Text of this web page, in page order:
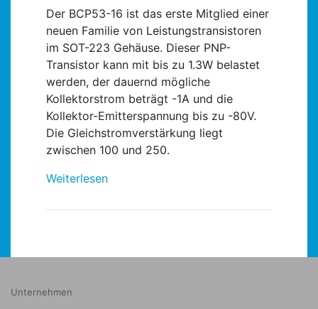
Der BCP53-16 ist das erste Mitglied einer
neuen Familie von Leistungstransistoren
im SOT-223 Gehäuse. Dieser PNP-
Transistor kann mit bis zu 1.3W belastet
werden, der dauernd mögliche
Kollektorstrom beträgt -1A und die
Kollektor-Emitterspannung bis zu -80V.
Die Gleichstromverstärkung liegt
zwischen 100 und 250.
Weiterlesen
Unternehmen